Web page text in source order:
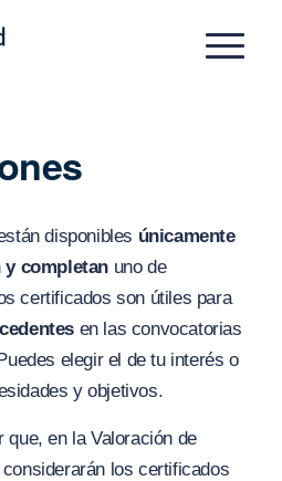
disponibles únicamente
y completan uno de
certificados son útiles para
en las convocatorias
elegir el de tu interés o
y objetivos.
que, en la Valoración de
los certificados